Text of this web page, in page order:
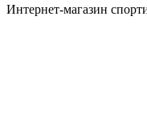
Интернет-магазин